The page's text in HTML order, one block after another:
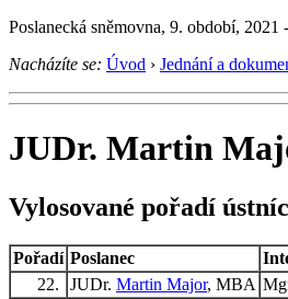
Poslanecká sněmovna, 9. období, 2021
Nacházíte se: Úvod › Jednání a
JUDr. Martin
Vylosované pořadí
Pořadí Poslanec
22.
JUDr. Martin Major, MBA